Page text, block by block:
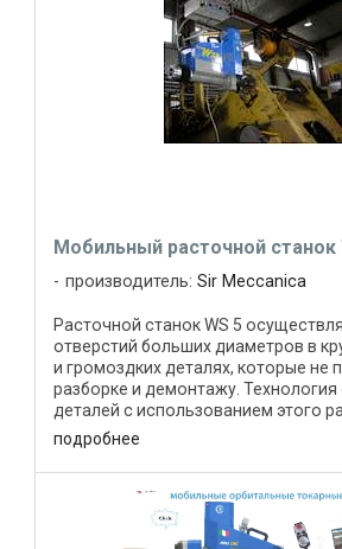
Мобильный расточной станок
производитель: Sir Meccanica
Расточной станок WS 5
отверстий больших диаметров в
и громоздких деталях, которые не
разборке и демонтажу. Технология
деталей с использованием этого
даёт ему значительное ...
подробнее